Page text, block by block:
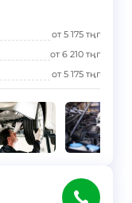
от5 175 тңг
от6 210 тңг
от5 175 тңг